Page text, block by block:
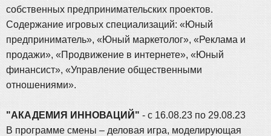
собственных предпринимательских проектов.
Содержание игровых специализаций: «Юный
предприниматель», «Юный маркетолог», «Реклама и
продажи», «Продвижение в интернете», «Юный
финансист», «Управление общественными
отношениями».
"АКАДЕМИЯ ИННОВАЦИЙ" - с 16.08.23 по 29.08.23
В программе смены – деловая игра, моделирующая